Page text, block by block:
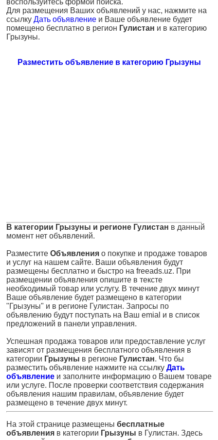
воспользуйтесь формой поиска.
Для размещения Ваших объявлений у нас, нажмите на
ссылку Дать объявление и Ваше объявление будет
помещено бесплатно в регион Гулистан и в категорию
Грызуны.
Разместить объявление в категорию Грызуны
В категории Грызуны и регионе Гулистан в данный
момент нет объявлений.
Разместите Объявления о покупке и продаже товаров
и услуг на нашем сайте. Ваши объявления будут
размещены бесплатно и быстро на freeads.uz. При
размещении объявления опишите в тексте
необходимый товар или услугу. В течение двух минут
Ваше объявление будет размещено в категории
"Грызуны" и в регионе Гулистан. Запросы по
объявлению будут поступать на Ваш emial и в список
предложений в панели управления.
Успешная продажа товаров или предоставление услуг
зависят от размещения бесплатного объявления в
категории Грызуны в регионе Гулистан. Что бы
разместить объявление нажмите на ссылку Дать
объявление и заполните информацию о Вашем товаре
или услуге. После проверки соответствия содержания
объявления нашим правилам, объявление будет
размещено в течение двух минут.
На этой странице размещены бесплатные
объявления в категории Грызуны в Гулистан. Здесь